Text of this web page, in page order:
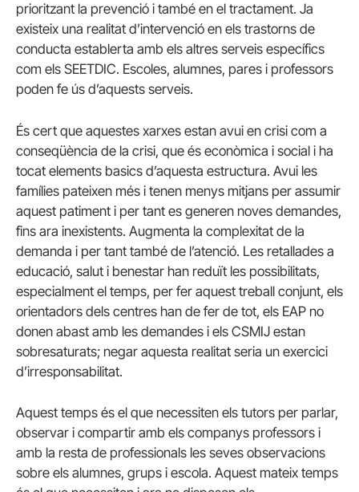
prioritzant la prevenció i també en el tractament. Ja
existeix una realitat d’intervenció en els trastorns de
conducta establerta amb els altres serveis específics
com els SEETDIC. Escoles, alumnes, pares i professors
poden fe ús d’aquests serveis.
És cert que aquestes xarxes estan avui en crisi com a
conseqüència de la crisi, que és econòmica i social i ha
tocat elements basics d’aquesta estructura. Avui les
famílies pateixen més i tenen menys mitjans per assumir
aquest patiment i per tant es generen noves demandes,
fins ara inexistents. Augmenta la complexitat de la
demanda i per tant també de l’atenció. Les retallades a
educació, salut i benestar han reduït les possibilitats,
especialment el temps, per fer aquest treball conjunt, els
orientadors dels centres han de fer de tot, els EAP no
donen abast amb les demandes i els CSMIJ estan
sobresaturats; negar aquesta realitat seria un exercici
d’irresponsabilitat.
Aquest temps és el que necessiten els tutors per parlar,
observar i compartir amb els companys professors i
amb la resta de professionals les seves observacions
sobre els alumnes, grups i escola. Aquest mateix temps